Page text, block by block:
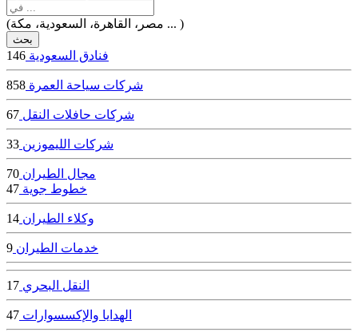
(مصر، القاهرة، السعودية، مكة ... )
فنادق السعودية 146
شركات سياحة العمرة 858
شركات حافلات النقل 67
شركات الليموزين 33
مجال الطيران 70
خطوط جوية 47
وكلاء الطيران 14
خدمات الطيران 9
النقل البحري 17
الهدايا والإكسسوارات 47